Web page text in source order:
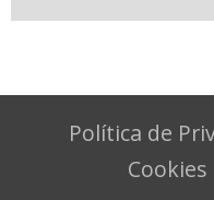
Política de
Cookies